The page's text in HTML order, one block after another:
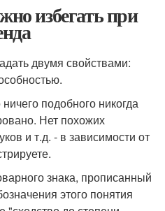
избегать при
двумя свойствами:
подобного никогда
Нет похожих
и т.д. - в зависимости от
знака, прописанный
этого понятия